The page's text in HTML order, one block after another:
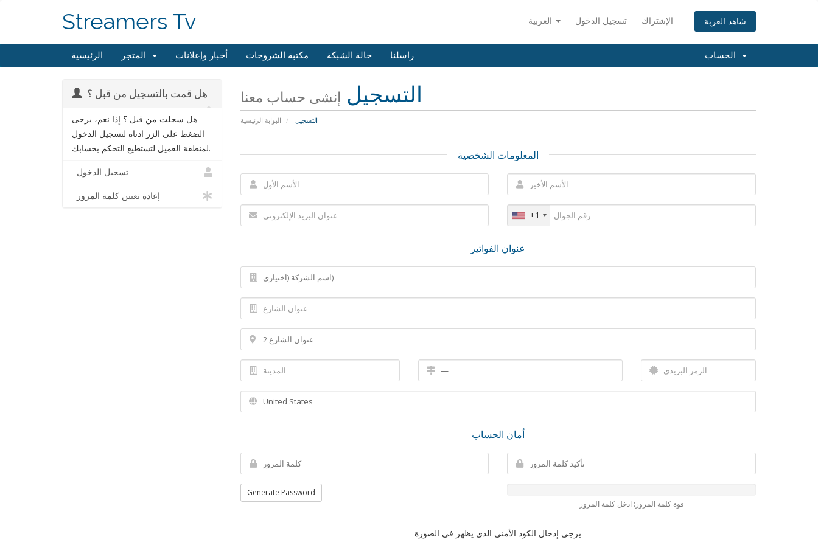
تسجيل الدخول الإشتراك شاهد العربة Streamers Tv
الرئيسية أخبار وإعلانات مكتبة الشروحات حالة الشبكة راسلنا
التسجيل إنشى حساب معنا
البوابة الرئيسية التسجيل
هل قمت بالتسجيل من قبل ؟
هل سجلت من قبل ؟ إذا نعم، يرجى
الضغط على الزر ادناه لتسجيل الدخول
لمنطقة العميل لتستطيع التحكم بحسابك.
تسجيل الدخول
إعادة تعيين كلمة المرور
المعلومات الشخصية
+1
عنوان الفواتير
أمان الحساب
Generate Password
قوة كلمة المرور: ادخل كلمة المرور
يرجى إدخال الكود الأمني الذي يظهر في الصورة